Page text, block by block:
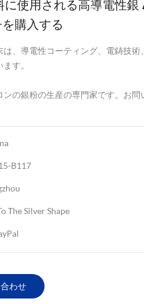
に使用される高導電性銀
購入する
は、導電性コーティング、電鋳技
す。
ンの銀粉の生産の専門家です。お問
B117
The Silver Shape
わせ